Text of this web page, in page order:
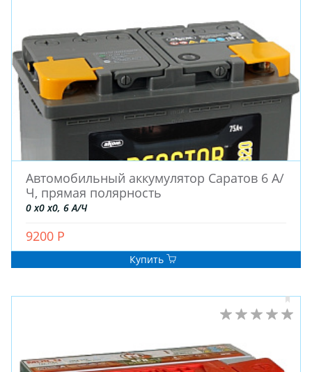
ДЛЯ ГРУЗОВЫХ АВТО
ДЛЯ ГРУЗОВЫХ АВТО
ДЛЯ ЛЕГКОВЫХ АВТО
ШИНЫ
ДИСКИ
АККУМУЛЯТОРЫ
Автомобильный аккумулятор Саратов 6 А/
Ч, прямая полярность
0 x0 x0, 6 А/Ч
9200 Р
Купить